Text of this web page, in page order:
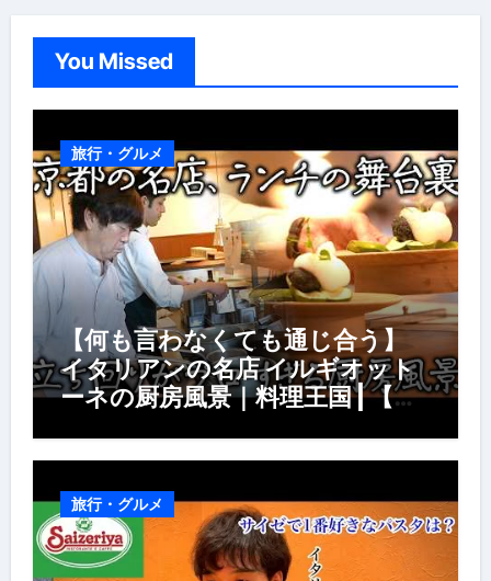
You Missed
旅行・グルメ
【何も言わなくても通じ合う】
イタリアンの名店 イルギオット
ーネの厨房風景｜料理王国 | 【厨
風景】
旅行・グルメ